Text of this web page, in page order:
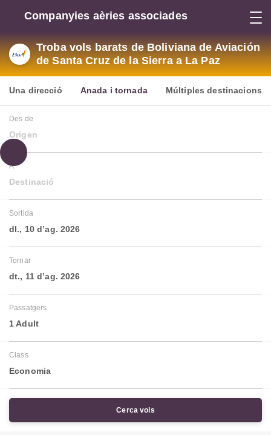
Companyies aèries associades
Troba vols barats de Boliviana de Aviación
de Santa Cruz de la Sierra a La Paz
Una direcció Anada i tornada Múltiples destinacions
Des de
Origen
A
Destinació
Sortida
dl., 10 d’ag. 2026
Tornar
dt., 11 d’ag. 2026
Passatgers
1 Adult
Class
Economia
Cerca vols